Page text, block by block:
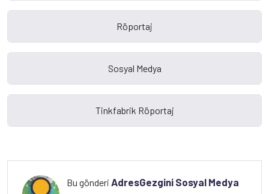
Bu gönderiAdresGezgini Sosyal Medya